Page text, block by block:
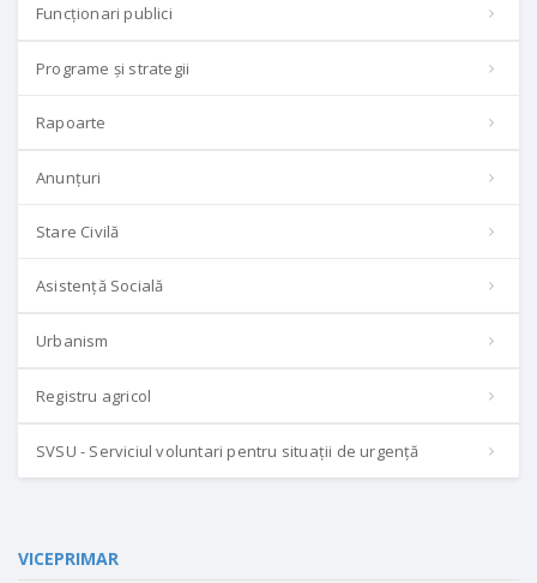
Funcționari publici
Programe și strategii
Rapoarte
Anunțuri
Stare Civilă
Asistență Socială
Urbanism
Registru agricol
SVSU - Serviciul voluntari pentru situații de urgență
VICEPRIMAR